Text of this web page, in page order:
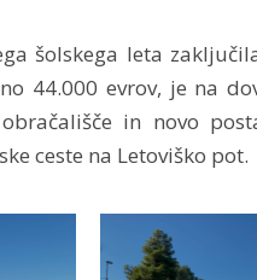
šolskega leta
44.000 evrov, je na
in novo
ceste na Letoviško pot.